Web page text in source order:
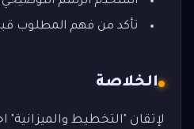
تأكد من فهم المطلوب
الخلاصة
لإتقان "التخطيط